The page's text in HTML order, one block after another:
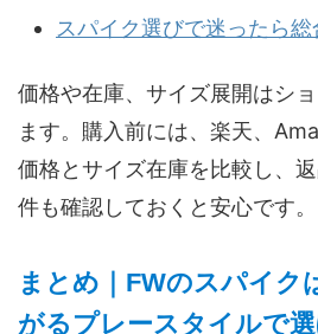
スパイク選びで迷ったら
価格や在庫、サイズ展開はシ
ます。購入前には、楽天、
価格とサイズ在庫を比較し、
件も確認しておくと安心です。
まとめ｜FWのスパイク
がるプレースタイルで選